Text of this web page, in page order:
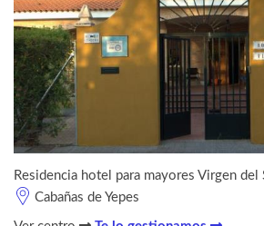
Residencia hotel para mayores Virgen del
Cabañas de Yepes